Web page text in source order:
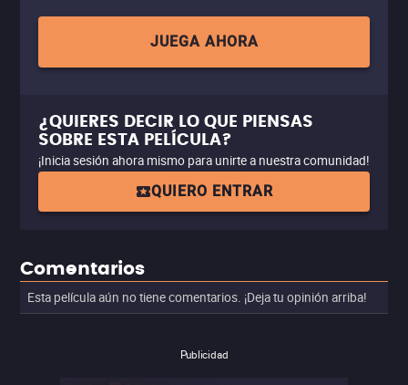
JUEGA AHORA
¿QUIERES DECIR LO QUE PIENSAS
SOBRE ESTA PELÍCULA?
¡Inicia sesión ahora mismo para unirte a nuestra comunidad!
QUIERO ENTRAR
Comentarios
Esta película aún no tiene comentarios. ¡Deja tu opinión arriba!
Publicidad